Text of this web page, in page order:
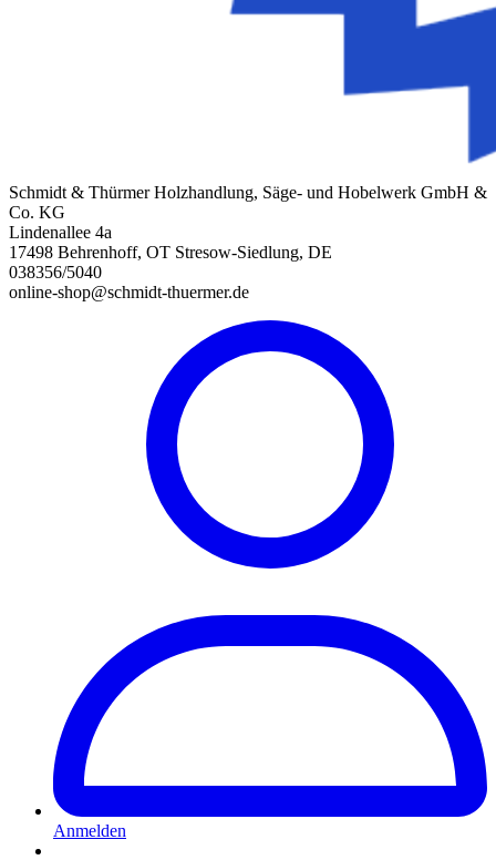
Schmidt & Thürmer Holzhandlung, Säge- und Hobelwerk GmbH &
Co. KG
Lindenallee 4a
17498 Behrenhoff, OT Stresow-Siedlung, DE
038356/5040
online-shop@schmidt-thuermer.de
Anmelden